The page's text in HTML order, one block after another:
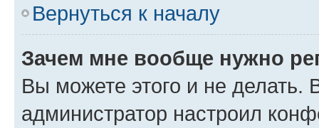
Вернуться к началу
Зачем мне вообще нужно
Вы можете этого и не делать.
администратор настроил